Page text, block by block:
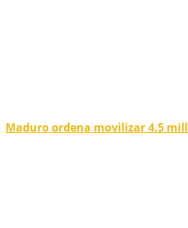
Maduro ordena movilizar 4.5